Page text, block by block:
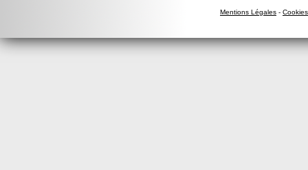
Mentions Légales - Cookies